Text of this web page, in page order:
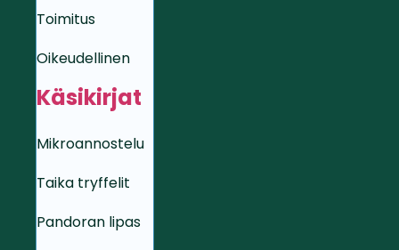
Toimitus
Oikeudellinen
Käsikirjat
Mikroannostelu
Taika tryffelit
Pandoran lipas